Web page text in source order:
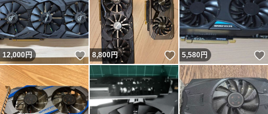
12,000 円 いいね！
8,800円 いいね！
5,580円